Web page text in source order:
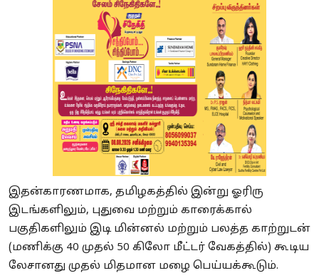
இதன்காரணமாக, தமிழகத்தில் இன்று ஓரிரு
இடங்களிலும், புதுவை மற்றும் காரைக்கால்
பகுதிகளிலும் இடி மின்னல் மற்றும் பலத்த காற்றுடன்
(மணிக்கு 40 முதல் 50 கிலோ மீட்டர் வேகத்தில்) கூடிய
லேசானது முதல் மிதமான மழை பெய்யக்கூடும்.